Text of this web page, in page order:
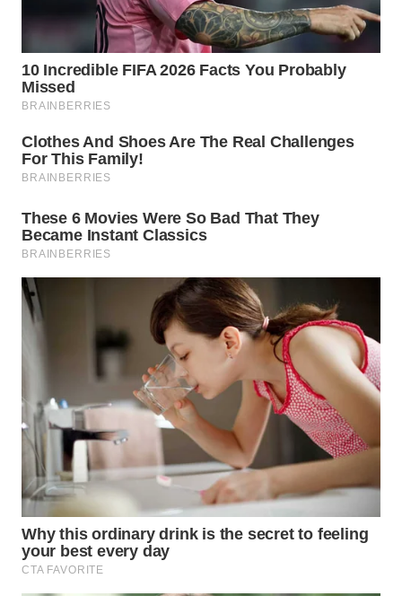
WN
MALUKU
WN
MALUT
WN
DAIRI
WN
DANAU
TOBA
WN
NIAS
WN
TAPANULI
SELATAN
WN
TANJUNG
LESUNG